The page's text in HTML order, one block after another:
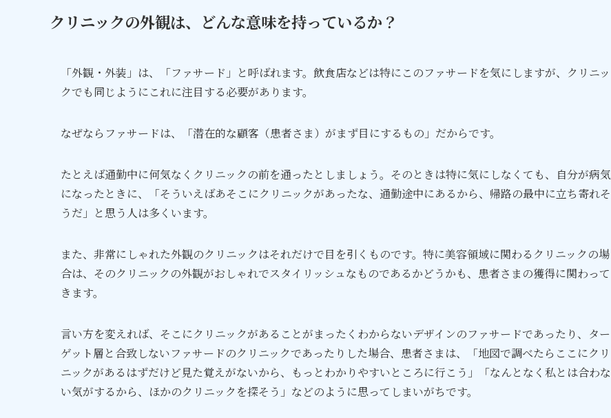
クリニックの外観は、どんな意味を持っているか？
「外観・外装」は、「ファサード」と呼ばれます。飲食店などは特にこのファサードを気にしますが、クリニッ
クでも同じようにこれに注目する必要があります。
なぜならファサードは、「潜在的な顧客（患者さま）がまず目にするもの」だからです。
たとえば通勤中に何気なくクリニックの前を通ったとしましょう。そのときは特に気にしなくても、自分が病気
になったときに、「そういえばあそこにクリニックがあったな、通勤途中にあるから、帰路の最中に立ち寄れそ
うだ」と思う人は多くいます。
また、非常にしゃれた外観のクリニックはそれだけで目を引くものです。特に美容領域に関わるクリニックの場
合は、そのクリニックの外観がおしゃれでスタイリッシュなものであるかどうかも、患者さまの獲得に関わって
きます。
言い方を変えれば、そこにクリニックがあることがまったくわからないデザインのファサードであったり、ター
ゲット層と合致しないファサードのクリニックであったりした場合、患者さまは、「地図で調べたらここにクリ
ニックがあるはずだけど見た覚えがないから、もっとわかりやすいところに行こう」「なんとなく私とは合わな
い気がするから、ほかのクリニックを探そう」などのように思ってしまいがちです。